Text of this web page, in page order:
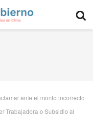
ante el monto incorrecto
Trabajadora o Subsidio al